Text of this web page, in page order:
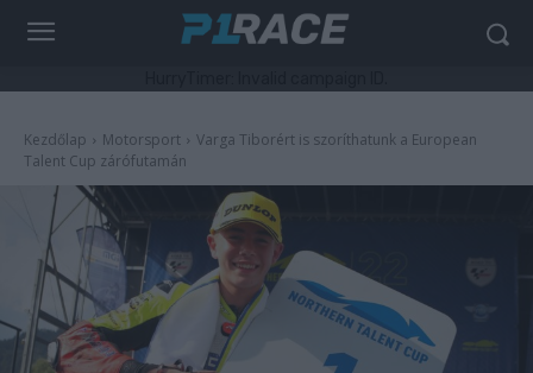
Kezdőlap Motorsport
Varga Tiborért is szoríthatunk a European
Talent Cup zárófutamán